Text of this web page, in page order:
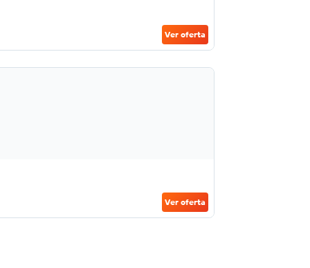
Ver oferta
Ver oferta